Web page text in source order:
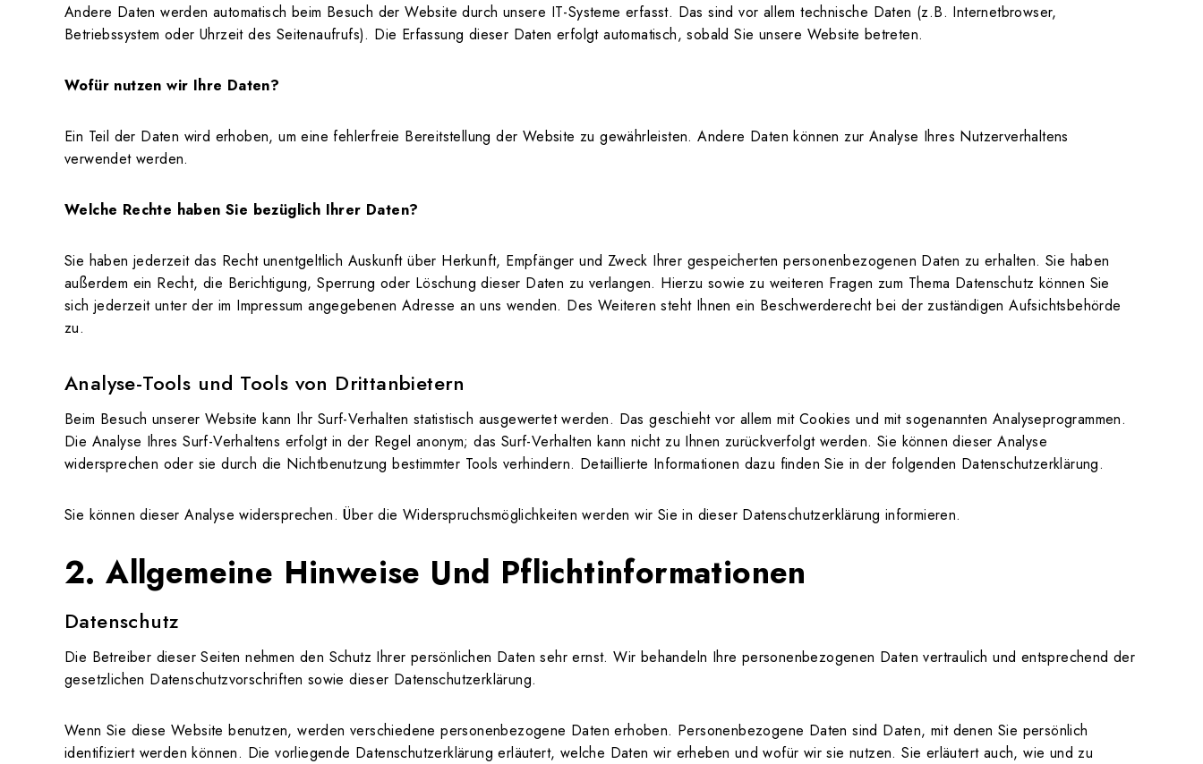
Andere Daten werden automatisch beim Besuch der Website durch unsere IT-Systeme erfasst. Das sind vor allem technische Daten (z.B. Internetbrowser,
Betriebssystem oder Uhrzeit des Seitenaufrufs). Die Erfassung dieser Daten erfolgt automatisch, sobald Sie unsere Website betreten.
Wofür nutzen wir Ihre Daten?
Ein Teil der Daten wird erhoben, um eine fehlerfreie Bereitstellung der Website zu gewährleisten. Andere Daten können zur Analyse Ihres Nutzerverhaltens
verwendet werden.
Welche Rechte haben Sie bezüglich Ihrer Daten?
Sie haben jederzeit das Recht unentgeltlich Auskunft über Herkunft, Empfänger und Zweck Ihrer gespeicherten personenbezogenen Daten zu erhalten. Sie haben
außerdem ein Recht, die Berichtigung, Sperrung oder Löschung dieser Daten zu verlangen. Hierzu sowie zu weiteren Fragen zum Thema Datenschutz können Sie
sich jederzeit unter der im Impressum angegebenen Adresse an uns wenden. Des Weiteren steht Ihnen ein Beschwerderecht bei der zuständigen Aufsichtsbehörde
zu.
Analyse-Tools und Tools von Drittanbietern
Beim Besuch unserer Website kann Ihr Surf-Verhalten statistisch ausgewertet werden. Das geschieht vor allem mit Cookies und mit sogenannten Analyseprogrammen.
Die Analyse Ihres Surf-Verhaltens erfolgt in der Regel anonym; das Surf-Verhalten kann nicht zu Ihnen zurückverfolgt werden. Sie können dieser Analyse
widersprechen oder sie durch die Nichtbenutzung bestimmter Tools verhindern. Detaillierte Informationen dazu finden Sie in der folgenden Datenschutzerklärung.
Sie können dieser Analyse widersprechen. Über die Widerspruchsmöglichkeiten werden wir Sie in dieser Datenschutzerklärung informieren.
2. Allgemeine Hinweise Und Pflichtinformationen
Datenschutz
Die Betreiber dieser Seiten nehmen den Schutz Ihrer persönlichen Daten sehr ernst. Wir behandeln Ihre personenbezogenen Daten vertraulich und entsprechend der
gesetzlichen Datenschutzvorschriften sowie dieser Datenschutzerklärung.
Wenn Sie diese Website benutzen, werden verschiedene personenbezogene Daten erhoben. Personenbezogene Daten sind Daten, mit denen Sie persönlich
identifiziert werden können. Die vorliegende Datenschutzerklärung erläutert, welche Daten wir erheben und wofür wir sie nutzen. Sie erläutert auch, wie und zu